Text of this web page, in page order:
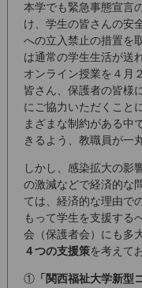
本学でも緊急事態宣言
け、学生の皆さんの安
への立入禁止の措置を
は通常の学生生活が送
オンライン授業を４月
皆さん、保護者の皆様
にご協力いただくこと
まざまな制約がある中
きるよう、教職員が一
しかし、感染拡大の影
の激減などで経済的な
ては、経済的な理由で
もって学生を支援する
会（保護者会）にも多
４つの支援策を考えて
①「関西福祉大学新型